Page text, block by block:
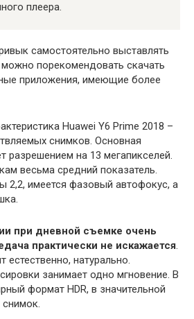
плеера.
самостоятельно выставлять
порекомендовать скачать
приложения, имеющие более
Huawei Y6 Prime 2018 –
снимков. Основная
разрешением на 13 мегапикселей.
весьма средний показатель.
2,2, имеется фазовый автофокус, а
при дневной съемке очень
практически не искажается.
натурально.
занимает одно мгновение. В
формат HDR, в значительной